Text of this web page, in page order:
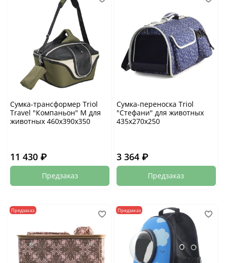
Сумка-трансформер Triol
Travel "Компаньон" M для
животных 460х390х350
11 430 ₽
Предзаказ
Сумка-переноска Triol
"Стефани" для животных
435х270х250
3 364 ₽
Предзаказ
Предзаказ Предзаказ